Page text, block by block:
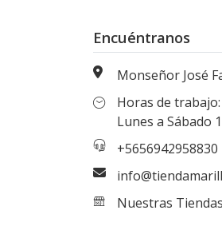
Encuéntranos
Monseñor José Fagnano
Horas de trabajo:
Lunes a Sábado
+5656942958830
Nuestras Tiendas